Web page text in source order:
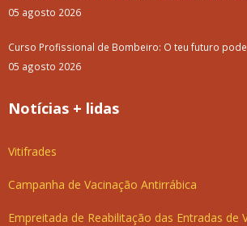
05 agosto 2026
Curso Profissional de Bombeiro: O teu futuro
05 agosto 2026
Notícias + lidas
Vitifrades
Campanha de Vacinação Antirrábica
Empreitada de Reabilitação das Entradas de